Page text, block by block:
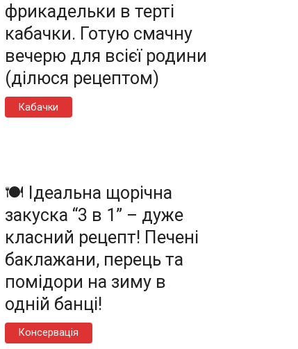
фрикадельки в терті
кабачки. Готую смачну
вечерю для всієї родини
(ділюся рецептом)
Кабачки
🍽️ Ідеальна щорічна
закуска “3 в 1” – дуже
класний рецепт! Печені
баклажани, перець та
помідори на зиму в
одній банці!
Консервація